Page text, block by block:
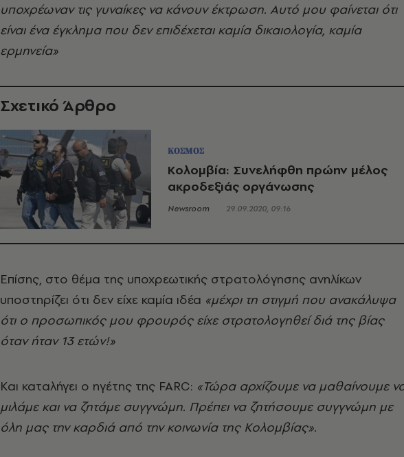
υποχρέωναν τις γυναίκες να κάνουν έκτρωση. Αυτό μου φαίνεται ότι
είναι ένα έγκλημα που δεν επιδέχεται καμία δικαιολογία, καμία
ερμηνεία»
Σχετικό Άρθρο
ΚΟΣΜΟΣ
Κολομβία: Συνελήφθη πρώην μέλος
ακροδεξιάς οργάνωσης
Newsroom 29.09.2020, 09:16
Επίσης, στο θέμα της υποχρεωτικής στρατολόγησης ανηλίκων
υποστηρίζει ότι δεν είχε καμία ιδέα «μέχρι τη στιγμή που ανακάλυψα
ότι ο προσωπικός μου φρουρός είχε στρατολογηθεί διά της βίας
όταν ήταν 13 ετών!»
Και καταλήγει ο ηγέτης της FARC: «Τώρα αρχίζουμε να μαθαίνουμε
μιλάμε και να ζητάμε συγγνώμη. Πρέπει να ζητήσουμε συγγνώμη με
όλη μας την καρδιά από την κοινωνία της Κολομβίας».